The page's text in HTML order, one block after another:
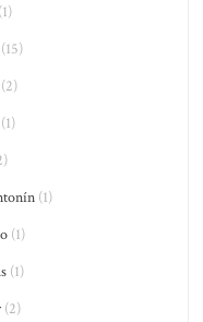
(1)
(1)
(1)
(2)